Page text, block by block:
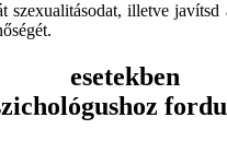
szexualitásodat, illetve javítsd
esetekben